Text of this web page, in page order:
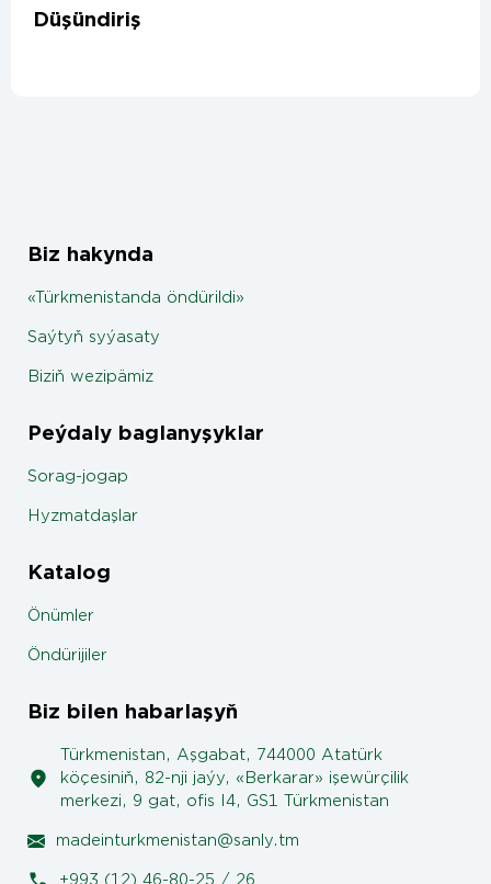
Düşündiriş
Biz hakynda
«Türkmenistanda öndürildi»
Saýtyň syýasaty
Biziň wezipämiz
Peýdaly baglanyşyklar
Sorag-jogap
Hyzmatdaşlar
Katalog
Önümler
Öndürijiler
Biz bilen habarlaşyň
Türkmenistan, Aşgabat, 744000 Atatürk
köçesiniň, 82-nji jaýy, «Berkarar» işewürçilik
merkezi, 9 gat, ofis I4, GS1 Türkmenistan
madeinturkmenistan@sanly.tm
+993 (12) 46-80-25 / 26